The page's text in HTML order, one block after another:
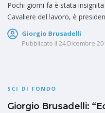
Pochi giorni fa è stata
Cavaliere del lavoro, è
Giorgio Brusadelli
Pubblicato il 24 Dicembre
SCI DI FONDO
Giorgio Brusadelli: